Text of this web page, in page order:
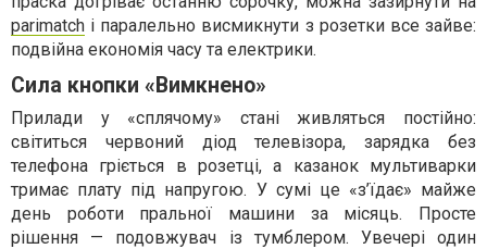
parimatch і паралельно висмикнути з розетки все зайве:
подвійна економія часу та електрики.
Сила кнопки «Вимкнено»
Прилади у «сплячому» стані живляться постійно:
світиться червоний діод телевізора, зарядка без
телефона гріється в розетці, а казанок мультиварки
тримає плату під напругою. У сумі це «з’їдає» майже
день роботи пральної машини за місяць. Просте
рішення — подовжувач із тумблером. Увечері один